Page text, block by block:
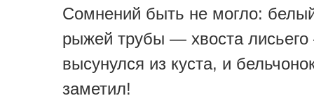
Сомнений быть не могло:
рыжей трубы — хвоста
высунулся из куста, и
заметил!